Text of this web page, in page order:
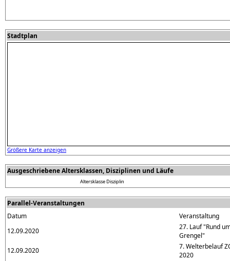
Stadtplan
Größere Karte anzeigen
Ausgeschriebene Altersklassen, Disziplinen und Läufe
AltersklasseDisziplin
Parallel-Veranstaltungen
Datum
Veranstaltung
12.09.2020
27. Lauf "Rund
Grengel"
12.09.2020
7. Welterbelauf
2020